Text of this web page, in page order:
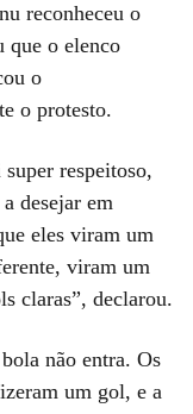
reconheceu o
que o elenco
o
o protesto.
respeitoso,
desejar em
eles viram um
viram um
claras”, declarou.
não entra. Os
um gol, e a